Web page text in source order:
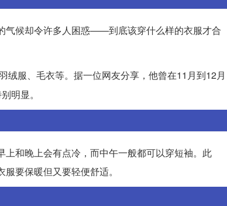
气候却令许多人困惑——到底该穿什么样的衣服才合
绒服、毛衣等。据一位网友分享，他曾在11月到12月
明显。
和晚上会有点冷，而中午一般都可以穿短袖。此
要保暖但又要轻便舒适。